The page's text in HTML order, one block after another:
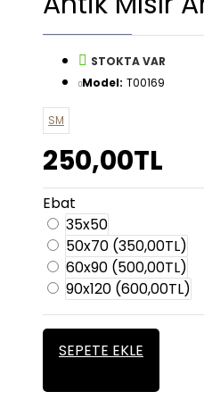
STOKTA VAR
Model: T00169
SM
250,00TL
Ebat
35x50
50x70 (350,00TL)
60x90 (500,00TL)
90x120 (600,00TL)
SEPETE EKLE